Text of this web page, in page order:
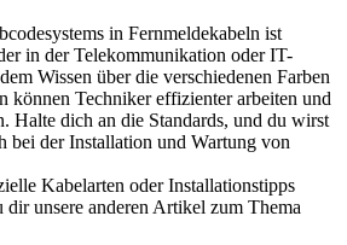
in Fernmeldekabeln ist
in der Telekommunikation oder IT-
Wissen über die verschiedenen Farben
können Techniker effizienter arbeiten und
Halte dich an die Standards, und du wirst
bei der Installation und Wartung von
Kabelarten oder Installationstipps
dir unsere anderen Artikel zum Thema